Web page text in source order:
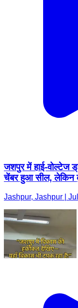
जशपुर में हाई-वोल्टेज
चेंबर हुआ सील, लेकिन
Jashpur, Jashpur |